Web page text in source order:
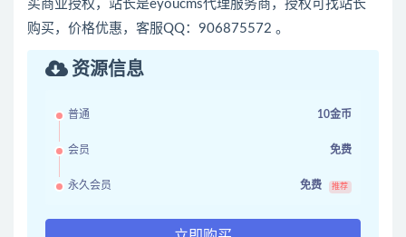
买商业授权，站长是eyoucms代理服务商，授权可找站长
购买，价格优惠，客服QQ：906875572 。
资源信息
普通 10金币
会员 免费
永久会员 免费 推荐